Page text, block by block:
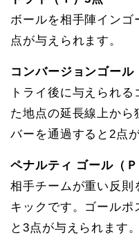
ボールを相手陣イン
点が与えられます。
コンバージョンゴール
トライ後に与えられ
た地点の延長線上から
バーを通過すると2点
ペナルティ ゴール（
相手チームが重い反則
キックです。ゴールポ
と3点が与えられます。